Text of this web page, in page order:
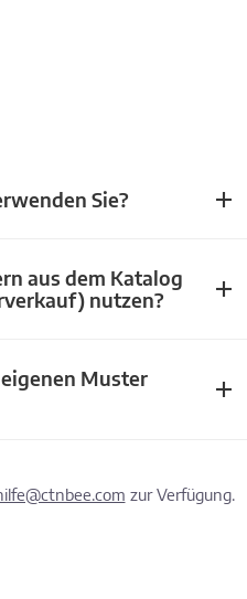
Sie?
aus dem Katalog
nutzen?
Muster
zur Verfügung.